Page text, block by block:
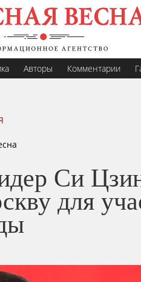
Авторы Комментарии
Си
для